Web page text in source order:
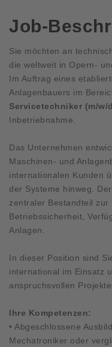
Job-
Sie möchten an
die weltweit in Opern-
Im Auftrag eines
Anlagenbauers im
Servicetechniker (m/w/
Inbetriebnahme.
Das Unternehmen
Maschinen- und
internationalen Kunden
der Systeme hinweg.
zentraler Bestandteil zur
Betriebssicherheit,
Anlagen.
In dieser Position sind
international im Einsatz
anspruchsvollen
Ihre Kompetenzen:
• Abgeschlossene
Mechatroniker oder